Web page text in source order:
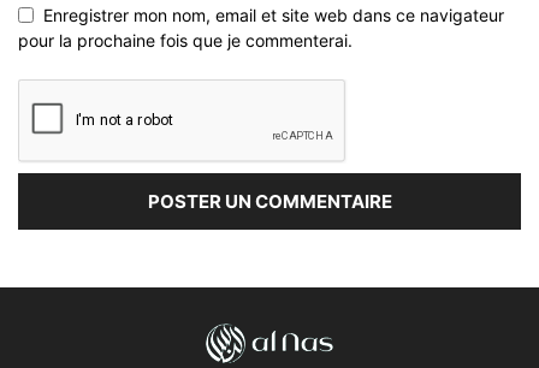
Enregistrer mon nom, email et site web dans ce navigateur
pour la prochaine fois que je commenterai.